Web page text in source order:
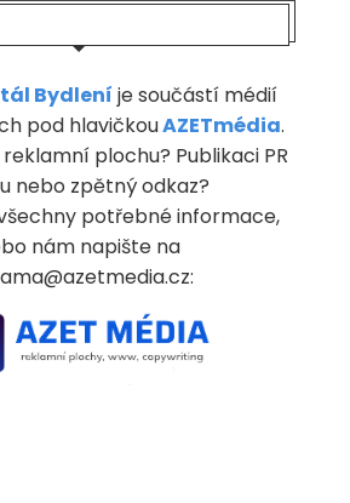
Bydlení je součástí médií
pod hlavičkouAZETmédia.
plochu? Publikaci PR
nebo zpětný odkaz?
potřebné informace,
nám napište na